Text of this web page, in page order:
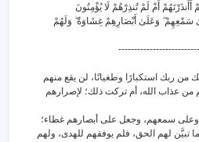
سَمْعِهِمْ ۖ وَعَلَىٰ أَبْصَارِهِمْ غِشَاوَةٌ ۖ وَلَهُمْ
من ربك استكبارًا وطغيانًا، لن يقع منهم
من عذاب الله، أم تركت ذلك؛ لإصرارهم
وعلى سمعهم، وجعل على أبصارهم غطاء؛
لهم الحق، فلم يوفقهم للهدى، ولهم